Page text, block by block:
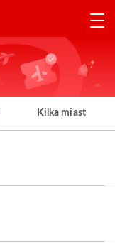
Kilka miast